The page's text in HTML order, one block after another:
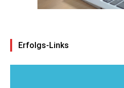
Erfolgs-Links